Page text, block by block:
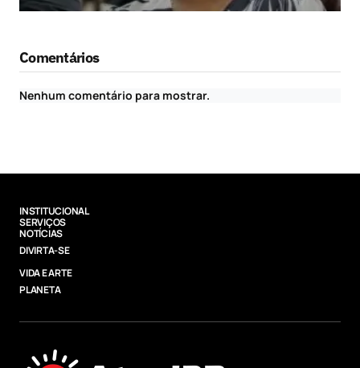
Comentários
Nenhum comentário para mostrar.
INSTITUCIONAL
SERVIÇOS
NOTÍCIAS
DIVIRTA-SE
VIDA E ARTE
PLANETA